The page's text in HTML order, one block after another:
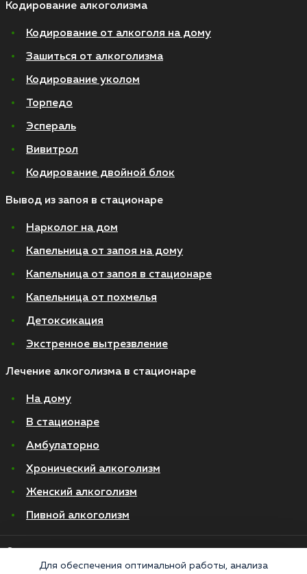
Кодирование алкоголизма
Кодирование от алкоголя на дому
Зашиться от алкоголизма
Кодирование уколом
Торпедо
Эспераль
Вивитрол
Кодирование двойной блок
Вывод из запоя в стационаре
Нарколог на дом
Капельница от запоя на дому
Капельница от запоя в стационаре
Капельница от похмелья
Детоксикация
Экстренное вытрезвление
Лечение алкоголизма в стационаре
На дому
В стационаре
Амбулаторно
Хронический алкоголизм
Женский алкоголизм
Пивной алкоголизм
Политика конфиденциальности
Для обеспечения оптимальной работы, анализа